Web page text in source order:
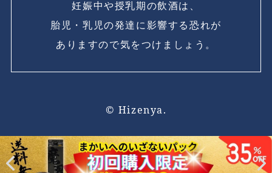
妊娠中や授乳期の飲酒は、
胎児・乳児の発達に影響する恐れが
ありますので気をつけましょう。
© Hizenya.